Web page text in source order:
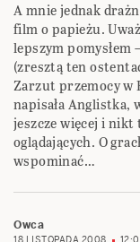
A mnie jednak
film o papieżu.
lepszym
(zresztą ten
Zarzut przemocy w
napisała Anglistka,
jeszcze więcej i
oglądających. O
wspominać…
Owca